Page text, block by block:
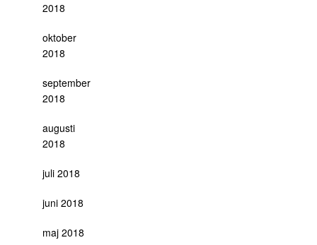
2018
oktober
2018
september
2018
augusti
2018
juli 2018
juni 2018
maj 2018